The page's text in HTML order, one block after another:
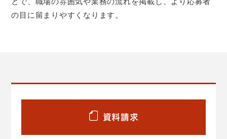
の目に留まりやすくなります。
資料請求